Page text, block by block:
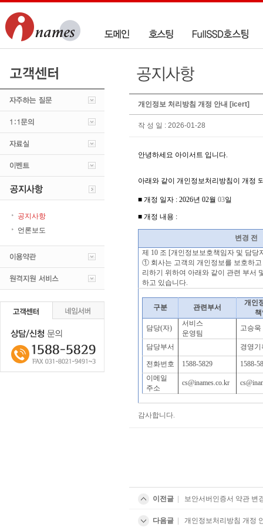
공지사항
언론보도
개인정보 처리방침 개정 안내 [icert]
작 성 일 : 2026-01-28
안녕하세요 아이서트 입니다.
아래와 같이 개인정보처리방침이 개정
■ 개정 일자 : 2026년 02월 03일
■ 개정 내용 :
변경 전
제 10 조 [개인정보보호책임자 및 담당
① 회사는 고객의 개인정보를 보호하
리하기 위하여 아래와 같이 관련 부서
하고 있습니다.
구분 관련부서
개인
담당(자)
서비스
운영팀
​고승욱​
담당부서 경영기
전화번호 1588-5829
1588-
이메일
주소
cs@inames.co.kr
감사합니다.
이전글 | 보안서버인증서 약관 변
다음글 | 개인정보처리방침 개정